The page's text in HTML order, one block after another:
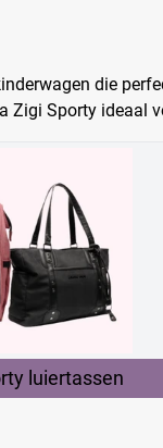
die
Zigi Sporty ideaal
luiertassen